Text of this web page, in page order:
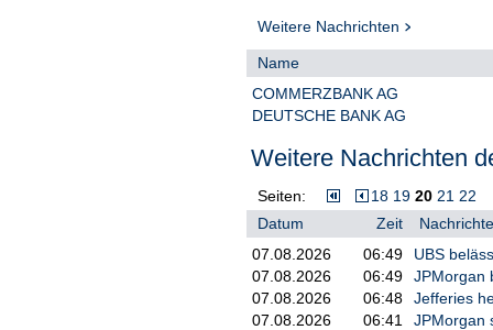
Weitere Nachrichten
Name
COMMERZBANK AG
DEUTSCHE BANK AG
Weitere Nachrichten
Seiten: 18 19 20 21 22
Datum
Zeit
07.08.2026
06:49
UBS
07.08.2026
06:49
JPMorgan
07.08.2026
06:48
Jefferies
07.08.2026
06:41
JPMorgan